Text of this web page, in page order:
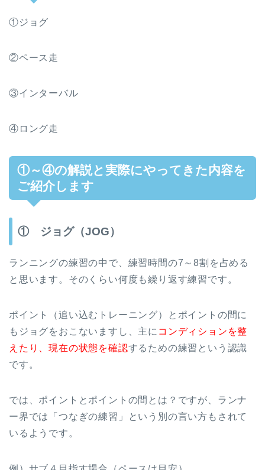
①ジョグ
②ペース走
③インターバル
④ロング走
①～④の解説と実際にやってきた内容を
ご紹介します
① ジョグ（JOG）
ランニングの練習の中で、練習時間の7～8割を占める
と思います。そのくらい何度も繰り返す練習です。
ポイント（追い込むトレーニング）とポイントの間に
もジョグをおこないますし、主に コンディションを整
えたり、現在の状態を確認するための練習という認識
です。
では、ポイントとポイントの間とは？ですが、ランナ
ー界では「つなぎの練習」という別の言い方もされて
いるようです。